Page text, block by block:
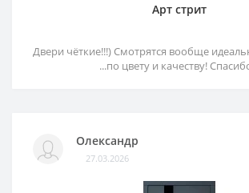
Арт стрит
Двери чёткие!!!) Смотрятся вообще
...по цвету и качеству!
Олександр
27.03.2026